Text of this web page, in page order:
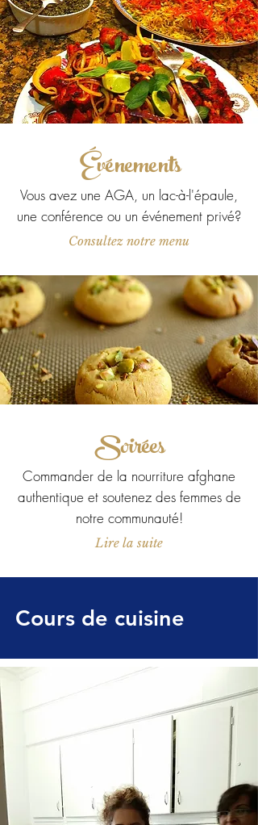
Événements
Vous avez une AGA, un lac-à-l'épaule,
une conférence ou un événement privé?
Consultez notre menu
Soirées
Commander de la nourriture afghane
authentique et soutenez des femmes de
notre communauté!
Lire la suite
Cours de cuisine